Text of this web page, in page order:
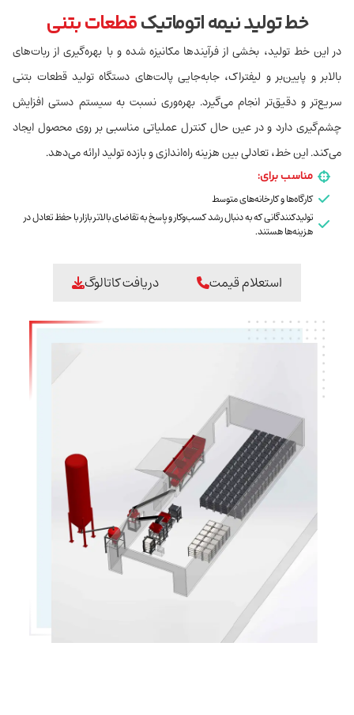
خط تولید نیمه اتوماتیکقطعات بتنی
در این خط تولید، بخشی از فرآیندها مکانیزه شده و با بهره‌گیری از ربات‌های
بالابر و پایین‌بر و لیفتراک، جابه‌جایی پالت‌های دستگاه تولید قطعات بتنی
سریع‌تر و دقیق‌تر انجام می‌گیرد. بهره‌وری نسبت به سیستم دستی افزایش
چشم‌گیری دارد و در عین حال کنترل عملیاتی مناسبی بر روی محصول ایجاد
می‌کند. این خط، تعادلی بین هزینه راه‌اندازی و بازده تولید ارائه می‌دهد.
مناسب برای:
کارگاه‌ها و کارخانه‌های متوسط
تولیدکنندگانی که به دنبال رشد کسب‌وکار و پاسخ به تقاضای بالاتر بازار با حفظ تعادل در
هزینه‌ها هستند.
استعلام قیمت دریافت کاتالوگ